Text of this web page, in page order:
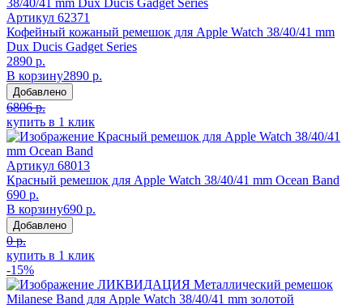
Артикул 62371
Кофейный кожаный ремешок для Apple Watch 38/40/41 mm
Dux Ducis Gadget Series
2890 р.
В корзину2890 р.
Добавлено
6806 р.
купить в 1 клик
Артикул 68013
Красный ремешок для Apple Watch 38/40/41 mm Ocean Band
690 р.
В корзину690 р.
Добавлено
0 р.
купить в 1 клик
-15%